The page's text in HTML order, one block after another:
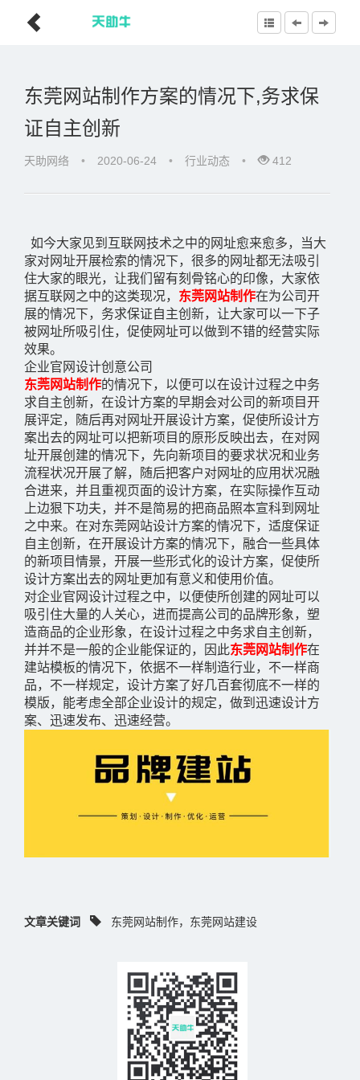
东莞网站制作方案的情况下,务求保
证自主创新
天助网络 • 2020-06-24 • 行业动态 • 412
如今大家见到互联网技术之中的网址愈来愈多，当大
家对网址开展检索的情况下，很多的网址都无法吸引
住大家的眼光，让我们留有刻骨铭心的印像，大家依
据互联网之中的这类现况， 东莞网站制作在为公司开
展的情况下，务求保证自主创新，让大家可以一下子
被网址所吸引住，促使网址可以做到不错的经营实际
效果。
企业官网设计创意公司
东莞网站制作的情况下，以便可以在设计过程之中务
求自主创新，在设计方案的早期会对公司的新项目开
展评定，随后再对网址开展设计方案，促使所设计方
案出去的网址可以把新项目的原形反映出去，在对网
址开展创建的情况下，先向新项目的要求状况和业务
流程状况开展了解，随后把客户对网址的应用状况融
合进来，并且重视页面的设计方案，在实际操作互动
上边狠下功夫，并不是简易的把商品照本宣科到网址
之中来。在对东莞网站设计方案的情况下，适度保证
自主创新，在开展设计方案的情况下，融合一些具体
的新项目情景，开展一些形式化的设计方案，促使所
设计方案出去的网址更加有意义和使用价值。
对企业官网设计过程之中，以便使所创建的网址可以
吸引住大量的人关心，进而提高公司的品牌形象，塑
造商品的企业形象，在设计过程之中务求自主创新，
并并不是一般的企业能保证的，因此东莞网站制作在
建站模板的情况下，依据不一样制造行业，不一样商
品，不一样规定，设计方案了好几百套彻底不一样的
模版，能考虑全部企业设计的规定，做到迅速设计方
案、迅速发布、迅速经营。
文章关键词 东莞网站制作，东莞网站建设